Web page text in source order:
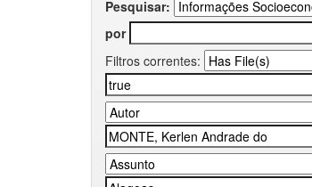
Pesquisar:
por
Filtros correntes: